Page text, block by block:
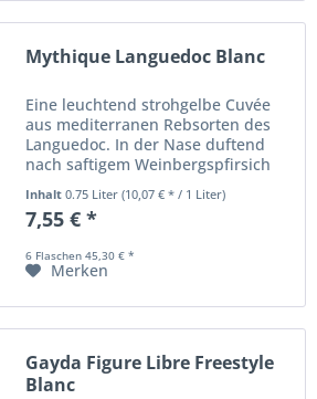
Mythique Languedoc Blanc
Eine leuchtend strohgelbe Cuvée
aus mediterranen Rebsorten des
Languedoc. In der Nase duftend
nach saftigem Weinbergspfirsich
und Aprikose. Am Gaumen
ergänzen Aromen von
Sommerblüten die fruchtigen
frisches...
Inhalt 0.75 Liter (10,07 € * / 1 Liter)
7,55 € *
6 Flaschen 45,30 € *
Merken
Gayda Figure Libre Freestyle
Blanc